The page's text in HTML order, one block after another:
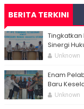
BERITA TERKINI
Tingkatkan
Sinergi
Unknown
Enam
Baru
Unknown